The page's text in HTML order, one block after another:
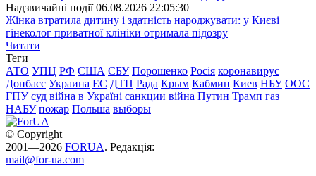
Надзвичайні події 06.08.2026 22:05:30
Жінка втратила дитину і здатність народжувати: у Києві
гінеколог приватної клініки отримала підозру
Читати
Теги
АТО УПЦ РФ США СБУ Порошенко Росія коронавирус
Донбасс Украина ЕС ДТП Рада Крым Кабмин Киев НБУ ООС
ГПУ суд війна в Україні санкции війна Путин Трамп газ
НАБУ пожар Польша выборы
© Copyright
2001—2026 FORUA. Редакція:
mail@for-ua.com